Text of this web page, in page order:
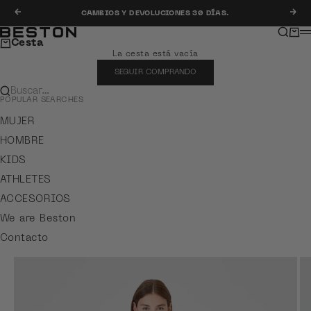
Anterior
CAMBIOS Y DEVOLUCIONES 30 DÍAS.
Beston Buscar
Cesta
La cesta está vacía
SEGUIR COMPRANDO
Buscar…
POPULAR SEARCHES
MUJER
HOMBRE
KIDS
ATHLETES
ACCESORIOS
We are Beston
Contacto